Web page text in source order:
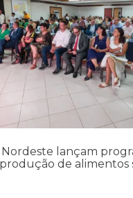
lançam
de alimentos